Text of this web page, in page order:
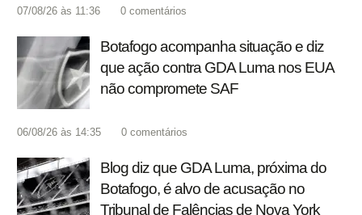
07/08/26 às 11:36 0 comentários
Botafogo acompanha situação e diz
que ação contra GDA Luma nos EUA
não compromete SAF
06/08/26 às 14:35 0 comentários
Blog diz que GDA Luma, próxima do
Botafogo, é alvo de acusação no
Tribunal de Falências de Nova York